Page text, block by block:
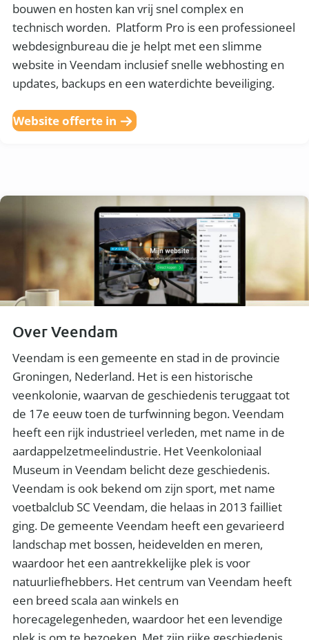
bouwen en hosten kan vrij snel complex en
technisch worden. Platform Pro is een professioneel
webdesignbureau die je helpt met een slimme
website in Veendam inclusief snelle webhosting en
updates, backups en een waterdichte beveiliging.
Website offerte in
Over Veendam
Veendam is een gemeente en stad in de provincie
Groningen, Nederland. Het is een historische
veenkolonie, waarvan de geschiedenis teruggaat tot
de 17e eeuw toen de turfwinning begon. Veendam
heeft een rijk industrieel verleden, met name in de
aardappelzetmeelindustrie. Het Veenkoloniaal
Museum in Veendam belicht deze geschiedenis.
Veendam is ook bekend om zijn sport, met name
voetbalclub SC Veendam, die helaas in 2013 failliet
ging. De gemeente Veendam heeft een gevarieerd
landschap met bossen, heidevelden en meren,
waardoor het een aantrekkelijke plek is voor
natuurliefhebbers. Het centrum van Veendam heeft
een breed scala aan winkels en
horecagelegenheden, waardoor het een levendige